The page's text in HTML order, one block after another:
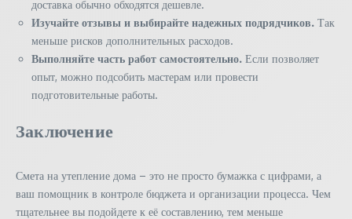
доставка обычно обходятся дешевле.
Изучайте отзывы и выбирайте надежных подрядчиков. Так
меньше рисков дополнительных расходов.
Выполняйте часть работ самостоятельно. Если позволяет
опыт, можно подсобить мастерам или провести
подготовительные работы.
Заключение
Смета на утепление дома – это не просто бумажка с цифрами, а
ваш помощник в контроле бюджета и организации процесса. Чем
тщательнее вы подойдете к её составлению, тем меньше